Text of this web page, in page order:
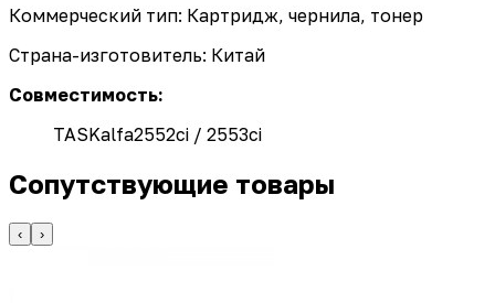
Коммерческий тип: Картридж, чернила, тонер
Страна-изготовитель: Китай
Совместимость:
TASKalfa2552ci / 2553ci
Сопутствующие товары
‹ ›